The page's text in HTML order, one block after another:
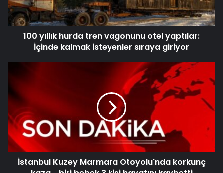
100 yıllık hurda tren vagonunu otel yaptılar:
İçinde kalmak isteyenler sıraya giriyor
İstanbul Kuzey Marmara Otoyolu'nda korkunç